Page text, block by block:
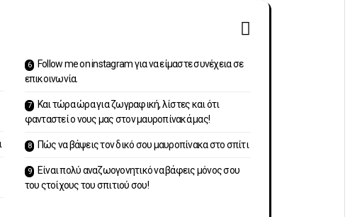
Follow me on instagram για να είμαστε συνέχεια σε
επικοινωνία.
Και τώρα ώρα για ζωγραφική, λίστες και ότι
φανταστεί ο νους μας στον μαυροπίνακά μας!
Πώς να βάψεις τον δικό σου μαυροπίνακα στο σπίτι
Είναι πολύ αναζωογονητικό να βάφεις μόνος σου
του ςτοίχους του σπιτιού σου!